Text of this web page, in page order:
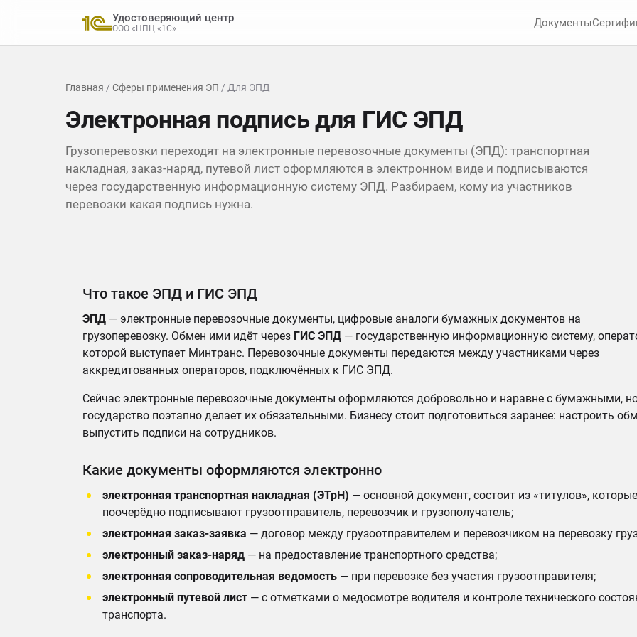
Удостоверяющий центр
ООО «НПЦ «1С» Документы
Главная / Сферы применения ЭП / Для ЭПД
Электронная подпись для ГИС ЭПД
Грузоперевозки переходят на электронные перевозочные документы (ЭПД): транспортная
накладная, заказ-наряд, путевой лист оформляются в электронном виде и подписываются
через государственную информационную систему ЭПД. Разбираем, кому из участников
перевозки какая подпись нужна.
Что такое ЭПД и ГИС ЭПД
ЭПД — электронные перевозочные документы, цифровые аналоги бумажных документов на
грузоперевозку. Обмен ими идёт через ГИС ЭПД — государственную информационную систему,
которой выступает Минтранс. Перевозочные документы передаются между участниками через
аккредитованных операторов, подключённых к ГИС ЭПД.
Сейчас электронные перевозочные документы оформляются добровольно и наравне с бумажными,
государство поэтапно делает их обязательными. Бизнесу стоит подготовиться заранее: настроить
выпустить подписи на сотрудников.
Какие документы оформляются электронно
электронная транспортная накладная (ЭТрН) — основной документ, состоит из «титулов», которые
поочерёдно подписывают грузоотправитель, перевозчик и грузополучатель;
электронная заказ-заявка — договор между грузоотправителем и перевозчиком на перевозку
электронный заказ-наряд — на предоставление транспортного средства;
электронная сопроводительная ведомость — при перевозке без участия грузоотправителя;
электронный путевой лист — с отметками о медосмотре водителя и контроле технического
транспорта.